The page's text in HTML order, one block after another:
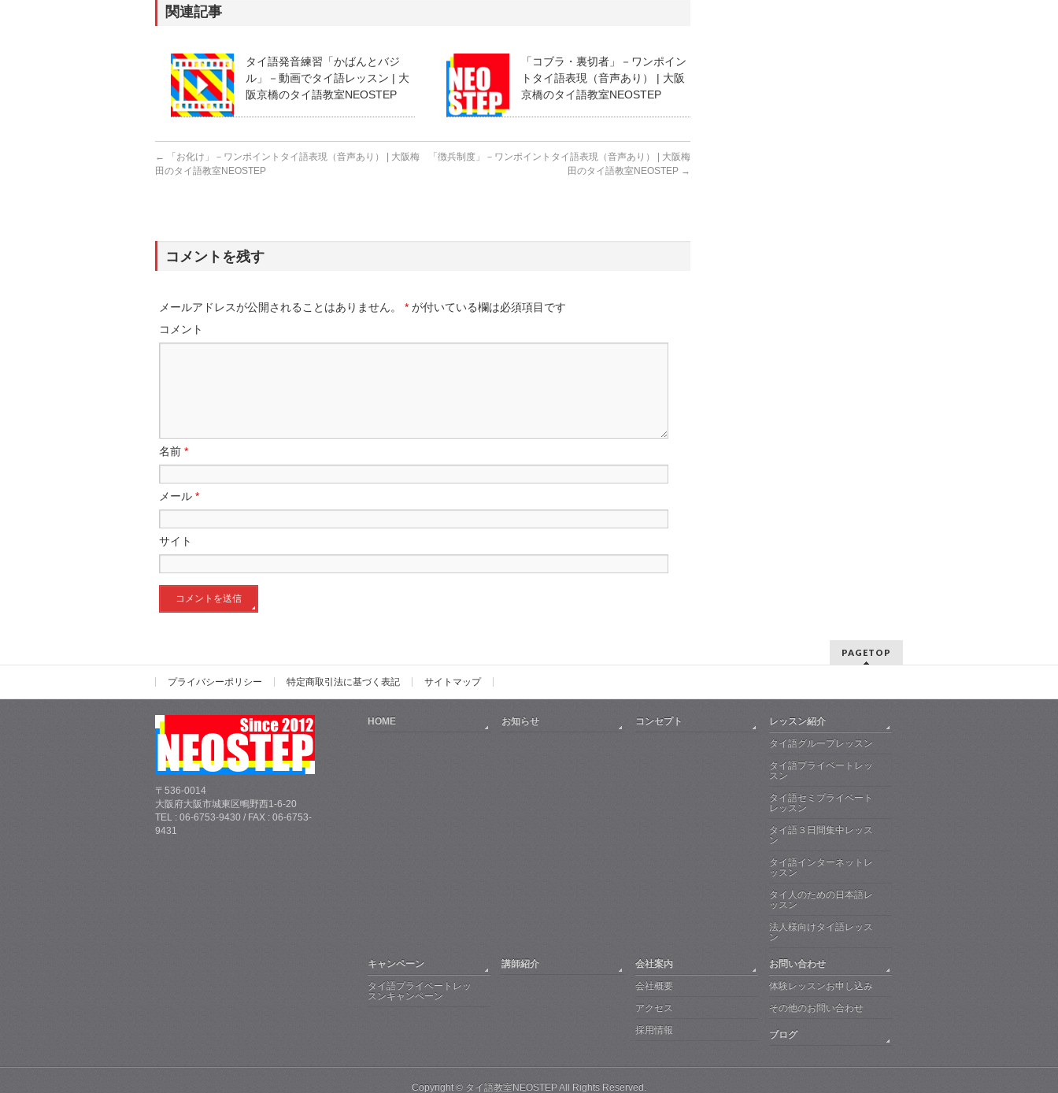
関連記事
タイ語発音練習「かばんとバジ
ル」－動画でタイ語レッスン | 大
阪京橋のタイ語教室NEOSTEP
「コブラ・裏切者」－ワンポイン
トタイ語表現（音声あり） | 大阪
京橋のタイ語教室NEOSTEP
←
「お化け」－ワンポイントタイ語表現（音声あり） | 大阪梅
田のタイ語教室NEOSTEP
「徴兵制度」－ワンポイントタイ語表現（音声あり） | 大阪梅
田のタイ語教室NEOSTEP →
コメントを残す
メールアドレスが公開されることはありません。 * が付いている欄は必須項目です
コメント
名前 *
メール *
サイト
PAGETOP
プライバシーポリシー 特定商取引法に基づく表記 サイトマップ
〒536-0014
大阪府大阪市城東区鴫野西1-6-20
TEL : 06-6753-9430 / FAX : 06-6753-
9431
HOME お知らせ コンセプト
レッスン紹介
タイ語グループレッスン
タイ語プライベートレッ
スン
タイ語セミプライベート
レッスン
タイ語３日間集中レッス
ン
タイ語インターネットレ
ッスン
タイ人のための日本語レ
ッスン
法人様向けタイ語レッス
ン
キャンペーン
タイ語プライベートレッ
スンキャンペーン
講師紹介
会社案内
会社概要
アクセス
採用情報
お問い合わせ
体験レッスンお申し込み
その他のお問い合わせ
ブログ
Copyright © タイ語教室NEOSTEPAll Rights Reserved.